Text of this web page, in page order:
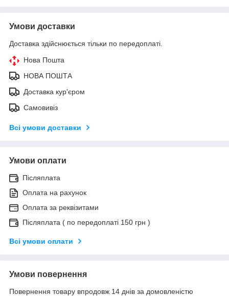
Умови доставки
Доставка здійснюється тільки по передоплаті.
Нова Пошта
НОВА ПОШТА
Доставка кур'єром
Самовивіз
Всі умови доставки
Умови оплати
Післяплата
Оплата на рахунок
Оплата за реквізитами
Післяплата ( по передоплаті 150 грн )
Всі умови оплати
Умови повернення
Повернення товару впродовж 14 днів за домовленістю